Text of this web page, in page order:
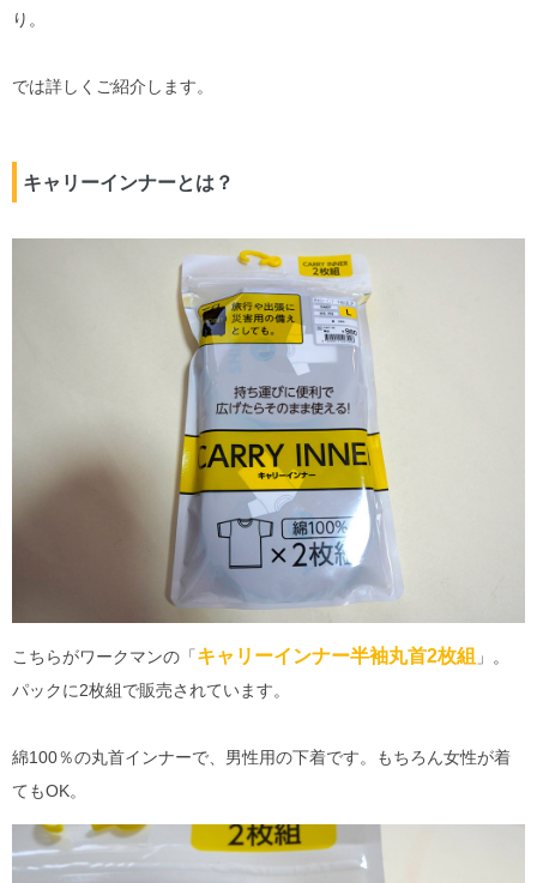
り。
では詳しくご紹介します。
キャリーインナーとは？
こちらがワークマンの「キャリーインナー半袖丸首2枚組 」。
パックに2枚組で販売されています。
綿100％の丸首インナーで、男性用の下着です。もちろん女性が着
てもOK。